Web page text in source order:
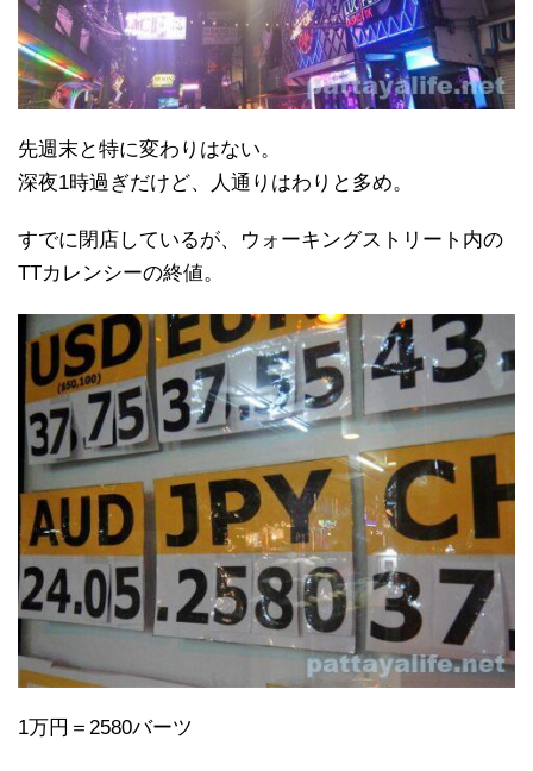
先週末と特に変わりはない。
深夜1時過ぎだけど、人通りはわりと多め。
すでに閉店しているが、ウォーキングストリート内の
TTカレンシーの終値。
1万円＝2580バーツ